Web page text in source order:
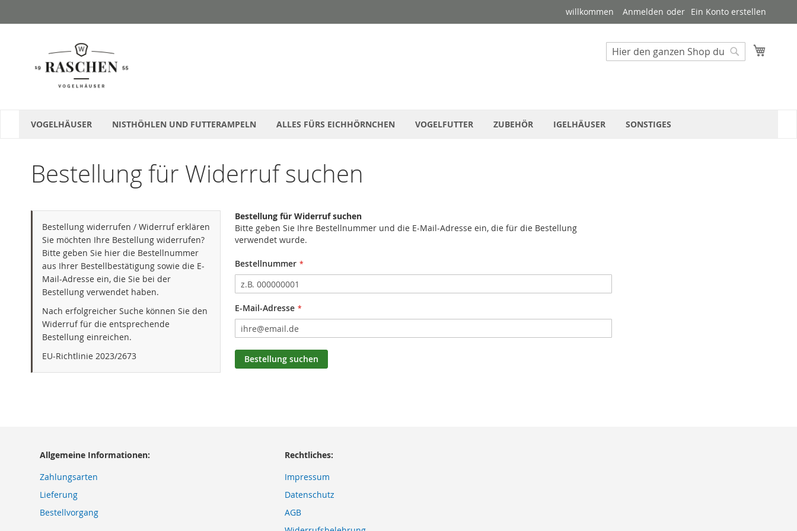
zum
willkommen Anmelden Ein Konto erstellen
Suche
Suche
VOGELHÄUSER NISTHÖHLEN UND FUTTERAMPELN ALLES FÜRS EICHHÖRNCHEN VOGELFUTTER ZUBEHÖR IGELHÄUSER SONSTIGES
Bestellung für Widerruf suchen
Bestellung widerrufen / Widerruf erklären
Sie möchten Ihre Bestellung widerrufen?
Bitte geben Sie hier die Bestellnummer
aus Ihrer Bestellbestätigung sowie die E-
Mail-Adresse ein, die Sie bei der
Bestellung verwendet haben.
Nach erfolgreicher Suche können Sie den
Widerruf für die entsprechende
Bestellung einreichen.
EU-Richtlinie 2023/2673
Bestellung für Widerruf suchen
Bitte geben Sie Ihre Bestellnummer und die E-Mail-Adresse ein, die für die Bestellung
verwendet wurde.
Bestellnummer
E-Mail-Adresse
Bestellung suchen
Allgemeine Informationen:
Zahlungsarten
Lieferung
Bestellvorgang
Rechtliches:
Impressum
Datenschutz
AGB